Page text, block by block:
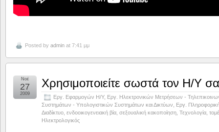
Posted by admin at 7:41 μμ
Χρησιμοποιείτε σωστά τον Η/Υ
Εργ. Εφαρμογών Η/Υ, Εργ. Ηλεκτρονικών Μετρήσεων -
Συστημάτων - Υπολογιστικών Συστημάτων και Δικτύων
Εργ.
Διαδίκτυο, ενδοοικογενειακή βία, σεξουαλική κακοποίηση Τεχνολογία
Ηλεκτρολογικός
Νοέ
27
2009